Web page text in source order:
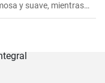
y suave, mientras
Suele servirse fría,